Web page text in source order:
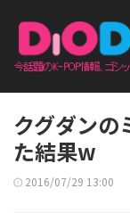
クグダンの
た結果w
2016/07/29 13:00